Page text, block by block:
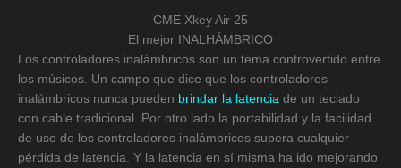
CME Xkey Air 25
El mejor INALHÁMBRICO
Los controladores inalámbricos son un tema controvertido entre
los músicos. Un campo que dice que los controladores
inalámbricos nunca pueden brindar la latencia de un teclado
con cable tradicional. Por otro lado la portabilidad y la facilidad
de uso de los controladores inalámbricos supera cualquier
pérdida de latencia. Y la latencia en sí misma ha ido mejorando